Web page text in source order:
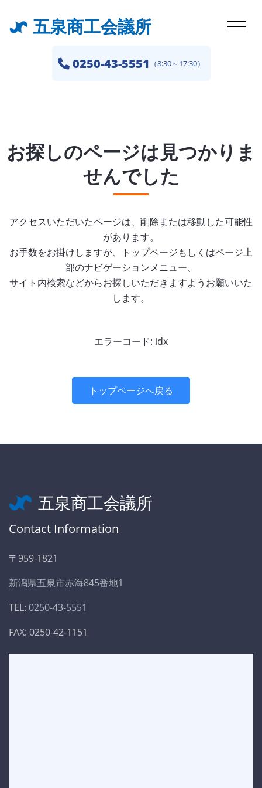
五泉商工会議所
0250-43-5551 （8:30～17:30）
お探しのページは見つかりま
せんでした
アクセスいただいたページは、削除または移動した可能性
があります。
お手数をお掛けしますが、トップページもしくはページ上
部のナビゲーションメニュー、
サイト内検索などからお探しいただきますようお願いいた
します。
エラーコード: idx
トップページへ戻る
五泉商工会議所
Contact Information
〒959-1821
新潟県五泉市赤海845番地1
TEL: 0250-43-5551
FAX: 0250-42-1151